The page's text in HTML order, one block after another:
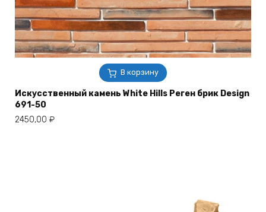
В корзину
Искусственный камень White Hills Реген брик Design
691-50
2450,00 ₽